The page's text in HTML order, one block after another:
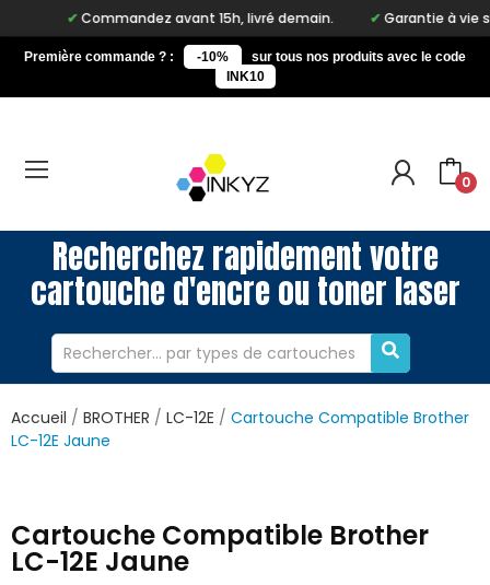
Commandez avant 15h, livré demain. Garantie à vie sur
Première commande ? : -10%
sur tous nos produits avec le code
INK10
0
Recherchez rapidement votre
cartouche d'encre ou toner laser
Accueil BROTHER LC-12E
Cartouche Compatible Brother
LC-12E Jaune
Cartouche Compatible Brother
LC-12E Jaune